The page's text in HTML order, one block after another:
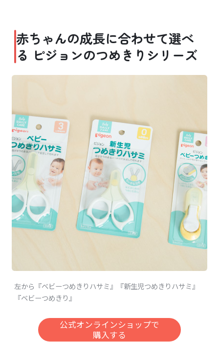
赤ちゃんの成長に合わせて選べ
る ピジョンのつめきりシリーズ
左から『ベビーつめきりハサミ』『新生児つめきりハサミ』
『ベビーつめきり』
公式オンラインショップで
購入する